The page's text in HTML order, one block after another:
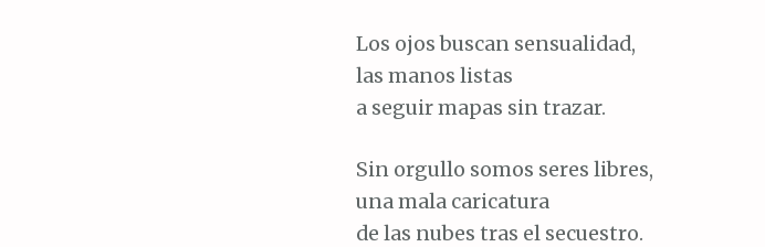
Los ojos buscan sensualidad,
las manos listas
a seguir mapas sin trazar.
Sin orgullo somos seres libres,
una mala caricatura
de las nubes tras el secuestro.